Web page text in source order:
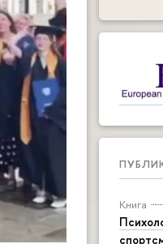
Книга